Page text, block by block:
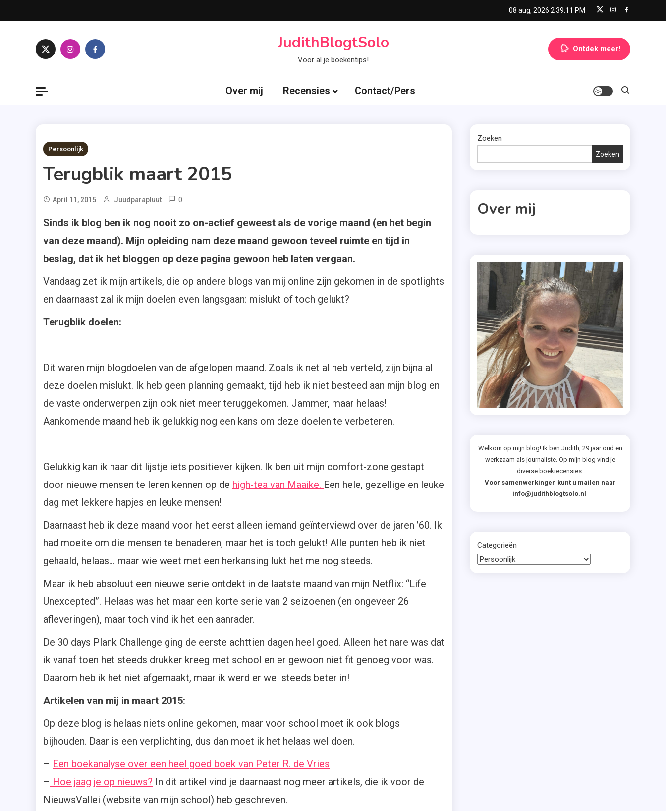
to
08 aug, 2026 2:39:12 PM
JudithBlogtSolo
Voor al je boekentips!
Ontdek meer!
Over mij Recensies Contact/Pers
2 MINS READ
Persoonlijk
Terugblik maart 2015
April 11, 2015 Juudparapluut 0
Sinds ik blog ben ik nog nooit zo on-actief geweest als de vorige maand (en het begin
van deze maand). Mijn opleiding nam deze maand gewoon teveel ruimte en tijd in
beslag, dat ik het bloggen op deze pagina gewoon heb laten vergaan.
Vandaag zet ik mijn artikels, die op andere blogs van mij online zijn gekomen in de spotlights
en daarnaast zal ik mijn doelen even langsgaan: mislukt of toch gelukt?
Terugblik doelen:
Dit waren mijn blogdoelen van de afgelopen maand. Zoals ik net al heb verteld, zijn bijna al
deze doelen mislukt. Ik heb geen planning gemaakt, tijd heb ik niet besteed aan mijn blog en
de vaste onderwerpen zijn ook niet meer teruggekomen. Jammer, maar helaas!
Aankomende maand heb ik gelukkig nog een kans om deze doelen te verbeteren.
Gelukkig kan ik naar dit lijstje iets positiever kijken. Ik ben uit mijn comfort-zone gestapt
door nieuwe mensen te leren kennen op de high-tea van Maaike. Een hele, gezellige en leuke
dag met lekkere hapjes en leuke mensen!
Daarnaast heb ik deze maand voor het eerst alleen iemand geïnterviewd over de jaren ’60. Ik
had moeite om die mensen te benaderen, maar het is toch gelukt! Alle punten heb ik niet
gehaald, helaas… maar wie weet met een herkansing lukt het me nog steeds.
Maar ik heb absoluut een nieuwe serie ontdekt in de laatste maand van mijn Netflix: “Life
Unexcepted”. Helaas was het maar een korte serie van 2 seizoenen (en ongeveer 26
afleveringen), maar toch vind ik het een aanrader.
De 30 days Plank Challenge ging de eerste achttien dagen heel goed. Alleen het nare was dat
ik vanaf toen het steeds drukker kreeg met school en er gewoon niet fit genoeg voor was.
Daarom heb ik het niet afgemaakt, maar ik werd er wel steeds beter in!
Artikelen van mij in maart 2015:
Op deze blog is helaas niets online gekomen, maar voor school moet ik ook blogs
bijhouden. Daar is een verplichting, dus dan moet ik het helaas wel doen.
– Een boekanalyse over een heel goed boek van Peter R. de Vries
– Hoe jaag je op nieuws? In dit artikel vind je daarnaast nog meer artikels, die ik voor de
NieuwsVallei (website van mijn school) heb geschreven.
Zoeken
Zoeken
Over mij
Welkom op mijn blog! Ik ben Judith, 29 jaar oud en
werkzaam als journaliste. Op mijn blog vind je
diverse boekrecensies.
Voor samenwerkingen kunt u mailen naar
info@judithblogtsolo.nl
Categorieën